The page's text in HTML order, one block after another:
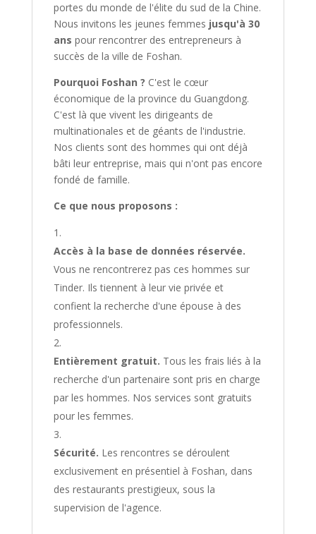
portes du monde de l'élite du sud de la Chine.
Nous invitons les jeunes femmes jusqu'à 30
ans pour rencontrer des entrepreneurs à
succès de la ville de Foshan.
Pourquoi Foshan ? C'est le cœur
économique de la province du Guangdong.
C'est là que vivent les dirigeants de
multinationales et de géants de l'industrie.
Nos clients sont des hommes qui ont déjà
bâti leur entreprise, mais qui n'ont pas encore
fondé de famille.
Ce que nous proposons :
Accès à la base de données réservée.
Vous ne rencontrerez pas ces hommes sur
Tinder. Ils tiennent à leur vie privée et
confient la recherche d'une épouse à des
professionnels.
Entièrement gratuit. Tous les frais liés à la
recherche d'un partenaire sont pris en charge
par les hommes. Nos services sont gratuits
pour les femmes.
Sécurité. Les rencontres se déroulent
exclusivement en présentiel à Foshan, dans
des restaurants prestigieux, sous la
supervision de l'agence.